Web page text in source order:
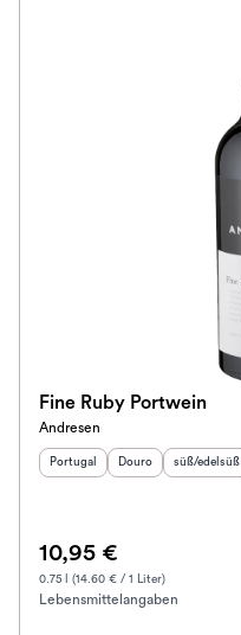
Fine Ruby Portwein
Andresen
Herkunftsland:
Portugal Herkunftsregion:
Douro Geschmack:
süß/edelsüß
10,95 €
0.75 l (14.60 € / 1 Liter)
Lebensmittelangaben